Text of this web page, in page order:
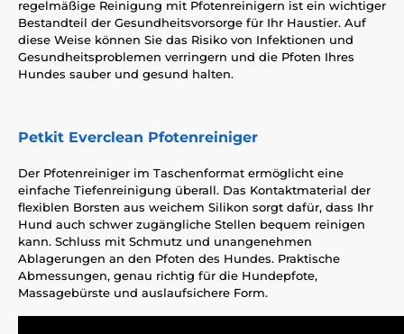
regelmäßige Reinigung mit Pfotenreinigern ist ein wichtiger
Bestandteil der Gesundheitsvorsorge für Ihr Haustier. Auf
diese Weise können Sie das Risiko von Infektionen und
Gesundheitsproblemen verringern und die Pfoten Ihres
Hundes sauber und gesund halten.
Petkit Everclean Pfotenreiniger
Der Pfotenreiniger im Taschenformat ermöglicht eine
einfache Tiefenreinigung überall. Das Kontaktmaterial der
flexiblen Borsten aus weichem Silikon sorgt dafür, dass Ihr
Hund auch schwer zugängliche Stellen bequem reinigen
kann. Schluss mit Schmutz und unangenehmen
Ablagerungen an den Pfoten des Hundes. Praktische
Abmessungen, genau richtig für die Hundepfote,
Massagebürste und auslaufsichere Form.